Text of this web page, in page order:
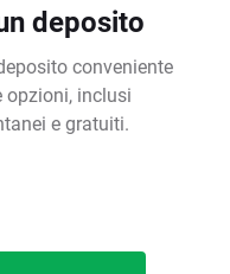
deposito
conveniente
opzioni, inclusi
e gratuiti.